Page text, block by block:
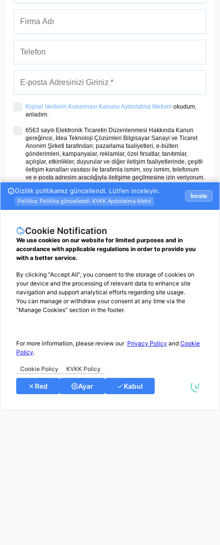
Kişisel Verilerin Korunması Kanunu Aydınlatma Metnini okudum,
anladım.
6563 sayılı Elektronik Ticaretin Düzenlenmesi Hakkında Kanun
gereğince, İdea Teknoloji Çözümleri Bilgisayar Sanayi ve Ticaret
Anonim Şirketi tarafından; pazarlama faaliyetleri, e-bülten
gönderimleri, kampanyalar, reklamlar, özel fırsatlar, tanıtımlar,
açılışlar, etkinlikler, duyurular ve diğer iletişim faaliyetlerinde, çeşitli
iletişim kanalları vasıtası ile tarafımla ismim, soy ismim, telefonum
ve e-posta adresim aracılığıyla iletişime geçilmesine izin veriyorum.
ÜYE OL